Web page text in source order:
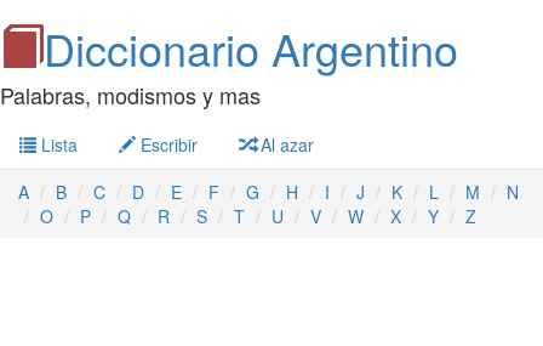
Diccionario Argentino
Palabras, modismos y mas
Lista Escribir
Al azar
A
B C D E F G H I J K L M
N
O
P Q R S T U V W X Y Z